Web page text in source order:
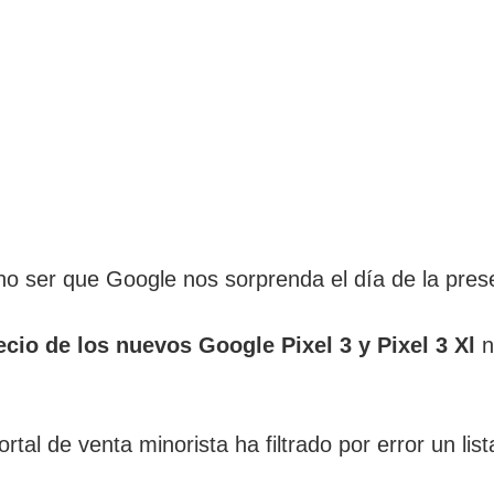
ser que Google nos sorprenda el día de la
de los nuevos Google Pixel 3 y Pixel 3 Xl
de venta minorista ha filtrado por error un